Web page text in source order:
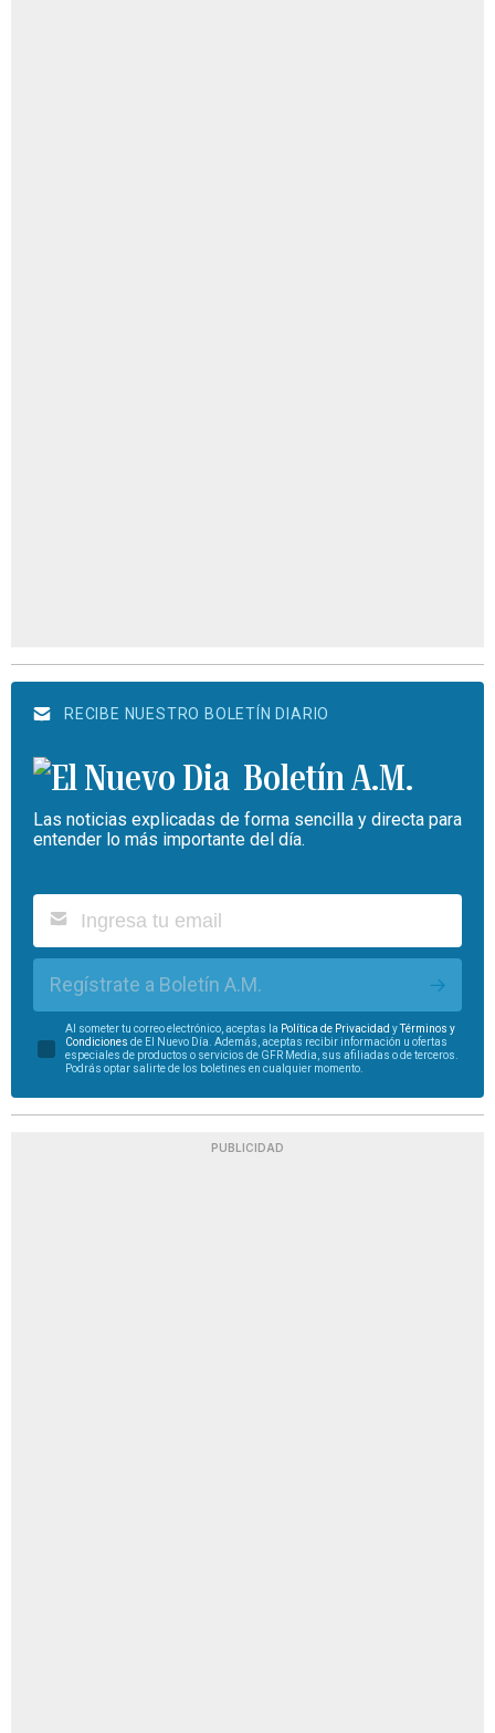
RECIBE NUESTRO BOLETÍN DIARIO
Boletín A.M.
Las noticias explicadas de forma sencilla y directa para
entender lo más importante del día.
Regístrate a Boletín A.M.
Al someter tu correo electrónico, aceptas la Política de Privacidad yTérminos y
Condiciones de El Nuevo Día. Además, aceptas recibir información u ofertas
especiales de productos o servicios de GFR Media, sus afiliadas o de terceros.
Podrás optar salirte de los boletines en cualquier momento.
PUBLICIDAD